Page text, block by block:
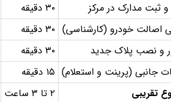
و ثبت مدارک در مرکز
۳۰ دقیقه
اصالت خودرو (کارشناسی) ۳۰ دقیقه
و نصب پلاک جدید
۳۰ دقیقه
جانبی (پرینت و استعلام) ۱۵ دقیقه
تقریبی
۲ تا ۳ ساعت